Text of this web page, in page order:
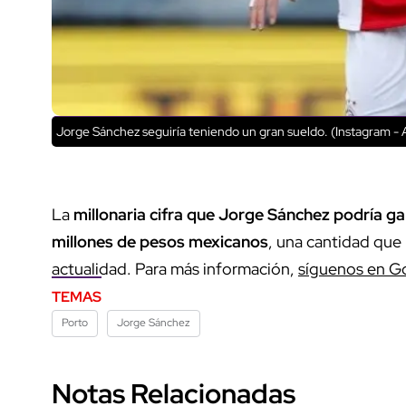
Jorge Sánchez seguiría teniendo un gran sueldo. (Instagram -
La millonaria cifra que Jorge Sánchez podría
millones de pesos mexicanos, una cantidad
actualidad. Para más información, síguenos en
TEMAS
Porto Jorge Sánchez
Notas Relacionadas